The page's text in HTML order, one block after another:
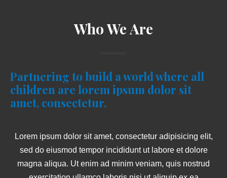
Who We Are
Partnering to build a world where all
children are lorem ipsum dolor sit
amet, consectetur.
Lorem ipsum dolor sit amet, consectetur adipisicing elit,
sed do eiusmod tempor incididunt ut labore et dolore
magna aliqua. Ut enim ad minim veniam, quis nostrud